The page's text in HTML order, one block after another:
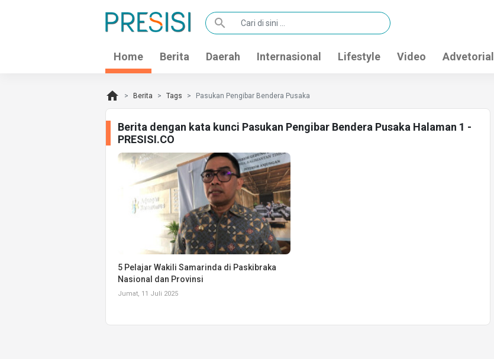
search
Home Berita Daerah Internasional Lifestyle Video Advetorial
home Berita Tags Pasukan Pengibar Bendera Pusaka
Berita dengan kata kunci Pasukan Pengibar Bendera Pusaka Halaman 1 -
PRESISI.CO
5 Pelajar Wakili Samarinda di Paskibraka
Nasional dan Provinsi
Jumat, 11 Juli 2025